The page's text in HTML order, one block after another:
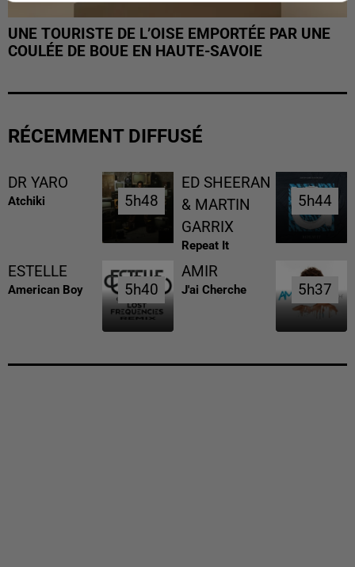
UNE TOURISTE DE L’OISE EMPORTÉE PAR UNE
COULÉE DE BOUE EN HAUTE-SAVOIE
RÉCEMMENT DIFFUSÉ
DR YARO
Atchiki 5h48
5h48
ED SHEERAN
& MARTIN
GARRIX
Repeat It
5h44
5h44
ESTELLE
American Boy 5h40
5h40
AMIR
J'ai Cherche 5h37
5h37